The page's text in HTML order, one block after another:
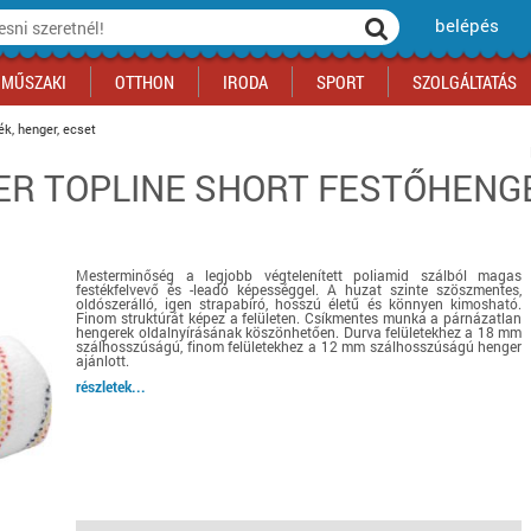
belépés
Sport akciók
MŰSZAKI OTTHON
Építkezés
Háziállatok
Bébi
Gyógyászati segédeszköz
Biztonságtechnika
Autó
Ingatlan
IRODA
Regisztrálj az oldalunkra INGYEN itt ››
SPORT
Fitneszközpont
SZOLGÁLTATÁS
henger, ecset
TOPLINE SHORT
Mesterminőség a legjobb végtelenített poliamid szálból magas
festékfelvevő és -leadó képességgel. A huzat szinte szöszmentes,
oldószerálló, igen strapabíró, hosszú életű és könnyen kimosható.
Finom struktúrát képez a felületen. Csíkmentes munka a párnázatlan
hengerek oldalnyírásának köszönhetően. Durva felületekhez a 18 mm
szálhosszúságú, finom felületekhez a 12 mm szálhosszúságú henger
ajánlott.
részletek...